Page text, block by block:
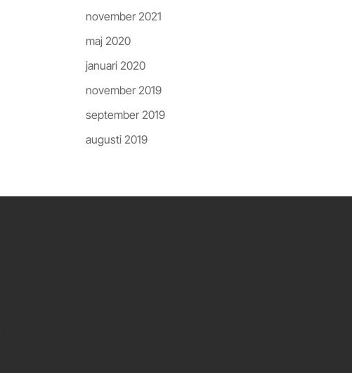
november 2021
maj 2020
januari 2020
november 2019
september 2019
augusti 2019